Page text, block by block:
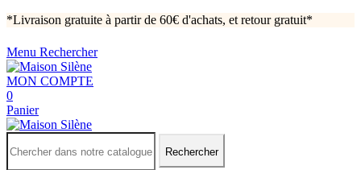
*Livraison gratuite à partir de 60€ d'achats, et retour gratuit*
Menu Rechercher
MON COMPTE
0
Panier
Rechercher